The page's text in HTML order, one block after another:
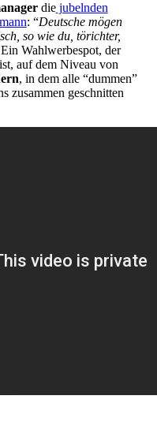
diejubelnden
: “Deutsche mögen
so wie du, törichter,
Wahlwerbespot, der
auf dem Niveau von
, in dem alle “dummen”
zusammen geschnitten